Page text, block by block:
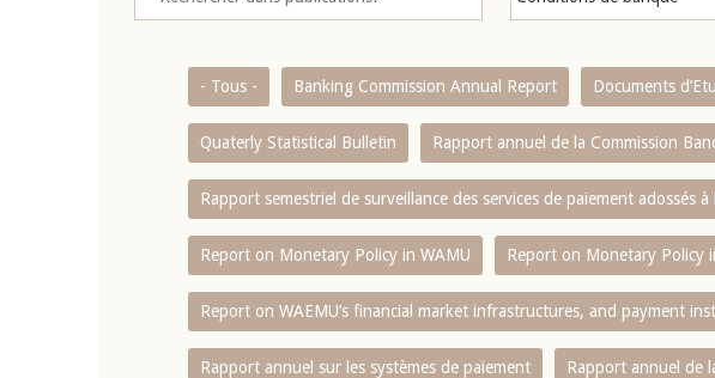
- Tous - Banking Commission Annual Report Documents
Quaterly Statistical Bulletin Rapport annuel de la Commission
Rapport semestriel de surveillance des services de paiement adossés
Report on Monetary Policy in WAMU Report on Monetary Policy
Report on WAEMU’s financial market infrastructures, and payment
Rapport annuel sur les systèmes de paiement Rapport annuel de